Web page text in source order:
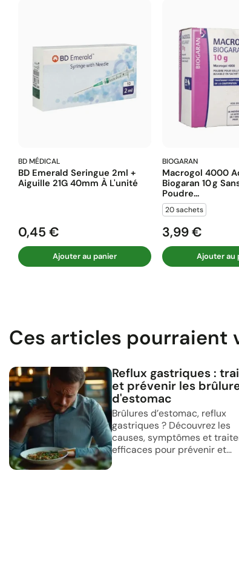
BD MÉDICAL
BD Emerald Seringue 2ml +
Aiguille 21G 40mm À L'unité
Prix
0,45 €
Ajouter au panier
BIOGARAN
Macrogol 4000
Biogaran 10 G
Poudre...
20 sachets
Prix
3,99 €
Ajouter au
Ces articles pourraient
Reflux gastriques :
et prévenir les
d'estomac
Brûlures d’estomac, reflux
gastriques ? Découvrez les
causes, symptômes et
efficaces pour prévenir et...